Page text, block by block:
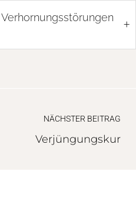
+
NÄCHSTER BEITRAG
Verjüngungskur